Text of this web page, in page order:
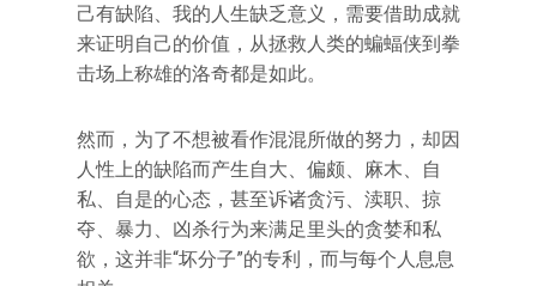
己有缺陷、我的人生缺乏意义，需要借助成就
来证明自己的价值，从拯救人类的蝙蝠侠到拳
击场上称雄的洛奇都是如此。
然而，为了不想被看作混混所做的努力，却因
人性上的缺陷而产生自大、偏颇、麻木、自
私、自是的心态，甚至诉诸贪污、渎职、掠
夺、暴力、凶杀行为来满足里头的贪婪和私
欲，这并非“坏分子”的专利，而与每个人息息